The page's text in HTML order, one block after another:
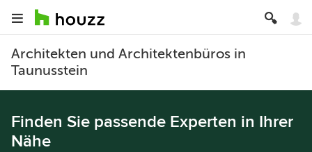
Architekten und Architektenbüros in
Taunusstein
Finden Sie passende Experten in Ihrer
Nähe